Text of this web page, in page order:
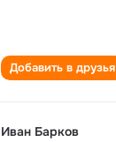
Добавить в друзья
Иван Барков